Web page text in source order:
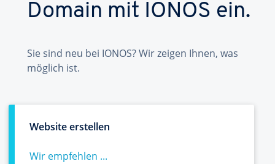
Domain mit IONOS ein.
Sie sind neu bei IONOS? Wir zeigen Ihnen, was
möglich ist.
Website erstellen
Wir empfehlen ...